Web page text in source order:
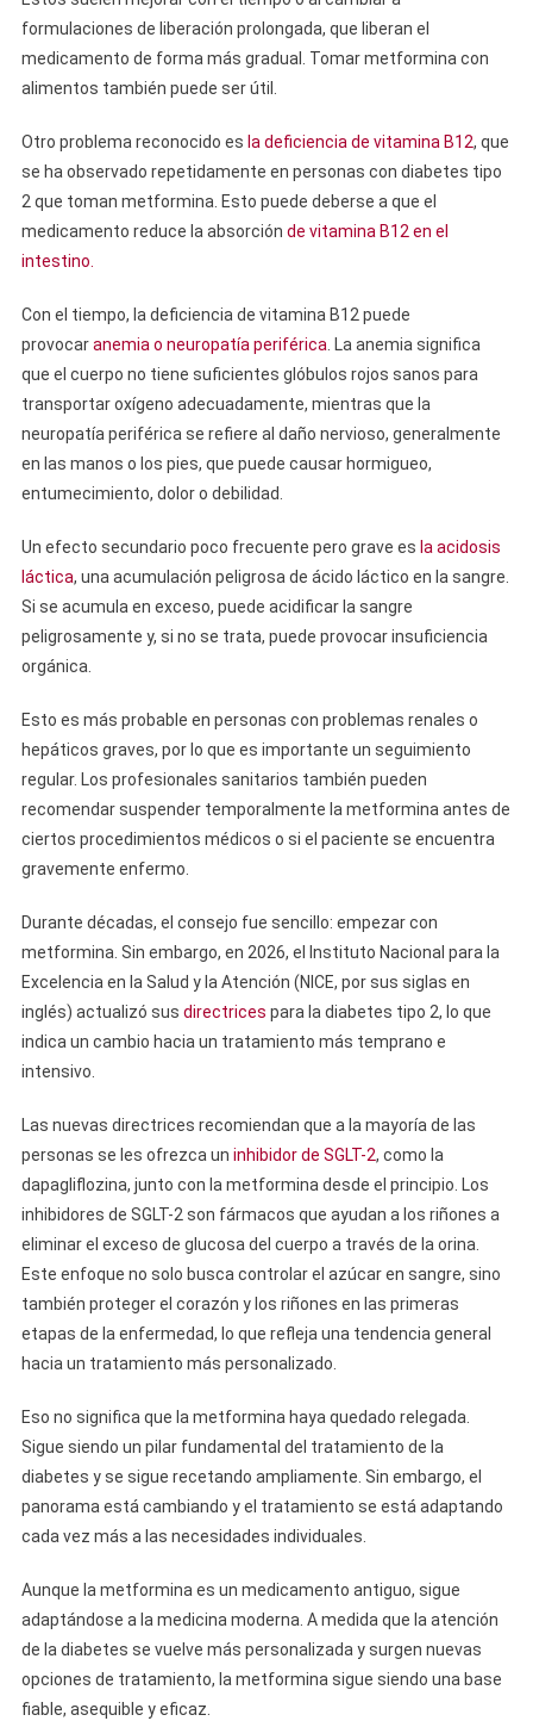
formulaciones de liberación prolongada, que liberan el
medicamento de forma más gradual. Tomar metformina con
alimentos también puede ser útil.
Otro problema reconocido es la deficiencia de vitamina B12, que
se ha observado repetidamente en personas con diabetes tipo
2 que toman metformina. Esto puede deberse a que el
medicamento reduce la absorción de vitamina B12 en el
intestino.
Con el tiempo, la deficiencia de vitamina B12 puede
provocaranemia o neuropatía periférica . La anemia significa
que el cuerpo no tiene suficientes glóbulos rojos sanos para
transportar oxígeno adecuadamente, mientras que la
neuropatía periférica se refiere al daño nervioso, generalmente
en las manos o los pies, que puede causar hormigueo,
entumecimiento, dolor o debilidad.
Un efecto secundario poco frecuente pero grave es la acidosis
láctica, una acumulación peligrosa de ácido láctico en la sangre.
Si se acumula en exceso, puede acidificar la sangre
peligrosamente y, si no se trata, puede provocar insuficiencia
orgánica.
Esto es más probable en personas con problemas renales o
hepáticos graves, por lo que es importante un seguimiento
regular. Los profesionales sanitarios también pueden
recomendar suspender temporalmente la metformina antes de
ciertos procedimientos médicos o si el paciente se encuentra
gravemente enfermo.
Durante décadas, el consejo fue sencillo: empezar con
metformina. Sin embargo, en 2026, el Instituto Nacional para la
Excelencia en la Salud y la Atención (NICE, por sus siglas en
inglés) actualizó sus directrices para la diabetes tipo 2, lo que
indica un cambio hacia un tratamiento más temprano e
intensivo.
Las nuevas directrices recomiendan que a la mayoría de las
personas se les ofrezca un inhibidor de SGLT-2, como la
dapagliflozina, junto con la metformina desde el principio. Los
inhibidores de SGLT-2 son fármacos que ayudan a los riñones a
eliminar el exceso de glucosa del cuerpo a través de la orina.
Este enfoque no solo busca controlar el azúcar en sangre, sino
también proteger el corazón y los riñones en las primeras
etapas de la enfermedad, lo que refleja una tendencia general
hacia un tratamiento más personalizado.
Eso no significa que la metformina haya quedado relegada.
Sigue siendo un pilar fundamental del tratamiento de la
diabetes y se sigue recetando ampliamente. Sin embargo, el
panorama está cambiando y el tratamiento se está adaptando
cada vez más a las necesidades individuales.
Aunque la metformina es un medicamento antiguo, sigue
adaptándose a la medicina moderna. A medida que la atención
de la diabetes se vuelve más personalizada y surgen nuevas
opciones de tratamiento, la metformina sigue siendo una base
fiable, asequible y eficaz.